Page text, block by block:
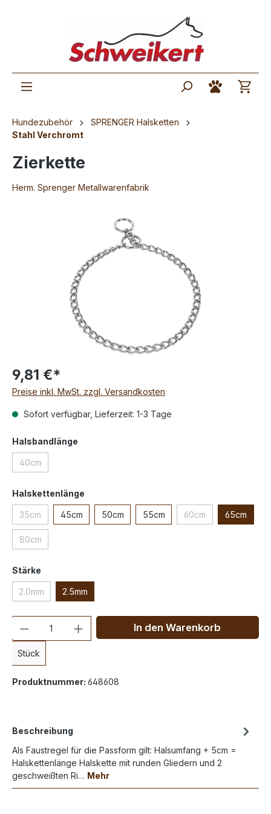
Hundezubehör
SPRENGER Halsketten
Stahl Verchromt
Zierkette
Herm. Sprenger Metallwarenfabrik
9,81 €*
Preise inkl. MwSt. zzgl. Versandkosten
Sofort verfügbar, Lieferzeit: 1-3 Tage
Halsbandlänge
40cm
Halskettenlänge
35cm 45cm 50cm 55cm 60cm 65cm
80cm
Stärke
2.0mm 2.5mm
Anzahl
Stück
In den Warenkorb
Produktnummer: 648608
Beschreibung
Als Faustregel für die Passform gilt: Halsumfang + 5cm =
Halskettenlänge Halskette mit runden Gliedern und 2
geschweißten Ri… Mehr